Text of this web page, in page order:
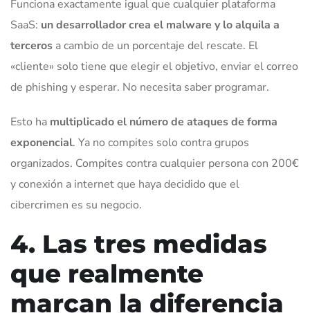
Funciona exactamente igual que cualquier plataforma
SaaS: un desarrollador crea el malware y lo alquila a
terceros a cambio de un porcentaje del rescate. El
«cliente» solo tiene que elegir el objetivo, enviar el correo
de phishing y esperar. No necesita saber programar.
Esto ha multiplicado el número de ataques de forma
exponencial. Ya no compites solo contra grupos
organizados. Compites contra cualquier persona con 200€
y conexión a internet que haya decidido que el
cibercrimen es su negocio.
4. Las tres medidas
que realmente
marcan la diferencia